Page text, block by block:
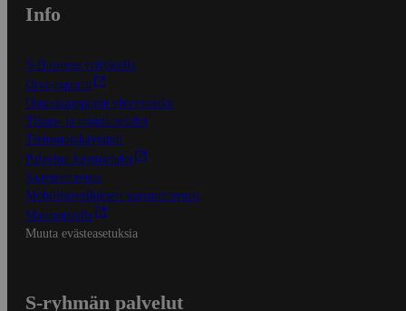
Info
S-Business yrityksille
Oiva-raportit
Osuuskauppojen yhteystiedot
Tilaus- ja toimitusehdot
Tietosuojakäytäntö
Palvelun käyttöehdot
Saavutettavuus
Mobiilisovelluksen saavutettavuus
Mainostajalle
Muuta evästeasetuksia
S-ryhmän palvelut